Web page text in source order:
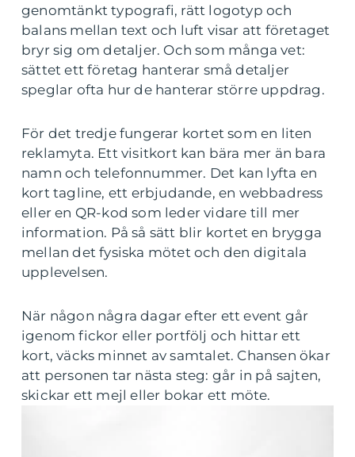
genomtänkt typografi, rätt logotyp och
balans mellan text och luft visar att företaget
bryr sig om detaljer. Och som många vet:
sättet ett företag hanterar små detaljer
speglar ofta hur de hanterar större uppdrag.
För det tredje fungerar kortet som en liten
reklamyta. Ett visitkort kan bära mer än bara
namn och telefonnummer. Det kan lyfta en
kort tagline, ett erbjudande, en webbadress
eller en QR-kod som leder vidare till mer
information. På så sätt blir kortet en brygga
mellan det fysiska mötet och den digitala
upplevelsen.
När någon några dagar efter ett event går
igenom fickor eller portfölj och hittar ett
kort, väcks minnet av samtalet. Chansen ökar
att personen tar nästa steg: går in på sajten,
skickar ett mejl eller bokar ett möte.